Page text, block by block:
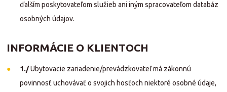
ďalším poskytovateľom služieb ani iným spracovateľom databáz
osobných údajov.
INFORMÁCIE O KLIENTOCH
1./Ubytovacie zariadenie/prevádzkovateľ má zákonnú
povinnosť uchovávať o svojich hosťoch niektoré osobné údaje,